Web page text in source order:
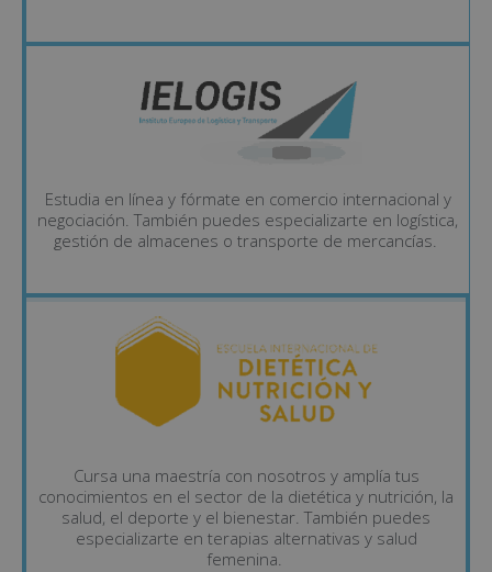
Estudia en línea y fórmate en comercio internacional y
negociación. También puedes especializarte en logística,
gestión de almacenes o transporte de mercancías.
Cursa una maestría con nosotros y amplía tus
conocimientos en el sector de la dietética y nutrición, la
salud, el deporte y el bienestar. También puedes
especializarte en terapias alternativas y salud
femenina.